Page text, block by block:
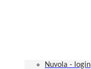
Nuvola - login